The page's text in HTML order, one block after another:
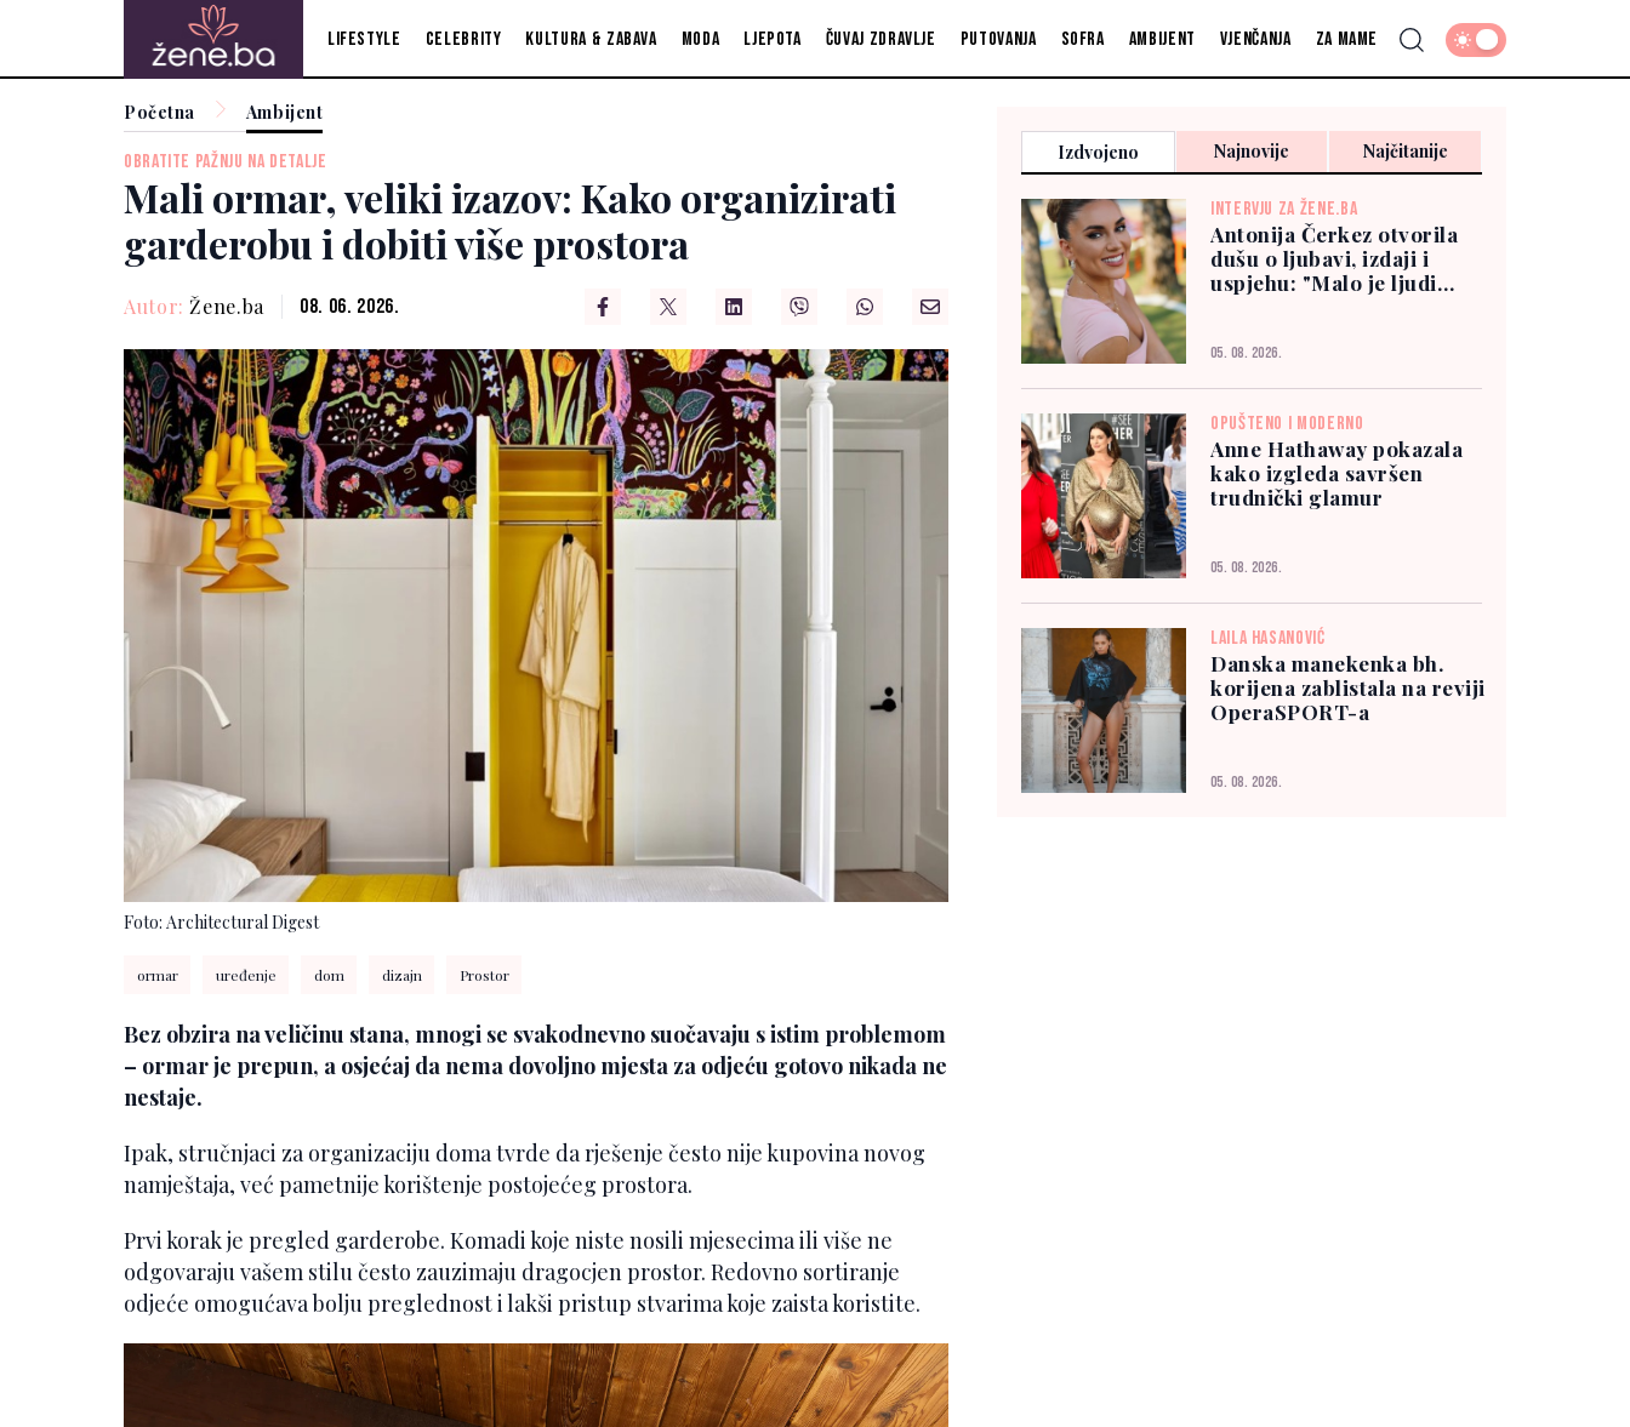
Lifestyle Celebrity Kultura & zabava Moda Ljepota Čuvaj zdravlje Putovanja Sofra Ambijent Vjenčanja Za mame
Početna Ambijent
OBRATITE PAŽNJU NA DETALJE
Mali ormar, veliki izazov: Kako organizirati
garderobu i dobiti više prostora
Autor: Žene.ba 08. 06. 2026.
Foto: Architectural Digest
ormar uređenje dom dizajn Prostor
Bez obzira na veličinu stana, mnogi se svakodnevno suočavaju s istim problemom
– ormar je prepun, a osjećaj da nema dovoljno mjesta za odjeću gotovo nikada ne
nestaje.
Ipak, stručnjaci za organizaciju doma tvrde da rješenje često nije kupovina novog
namještaja, već pametnije korištenje postojećeg prostora.
Prvi korak je pregled garderobe. Komadi koje niste nosili mjesecima ili više ne
odgovaraju vašem stilu često zauzimaju dragocjen prostor. Redovno sortiranje
odjeće omogućava bolju preglednost i lakši pristup stvarima koje zaista koristite.
Izdvojeno Najnovije Najčitanije
INTERVJU ZA ŽENE.BA
Antonija Čerkez otvorila
dušu o ljubavi, izdaji i
uspjehu: "Malo je ljudi
05. 08. 2026.
OPUŠTENO I MODERNO
Anne Hathaway pokazala
kako izgleda savršen
trudnički glamur
05. 08. 2026.
LAILA HASANOVIĆ
Danska manekenka bh.
korijena zablistala na reviji
OperaSPORT-a
05. 08. 2026.